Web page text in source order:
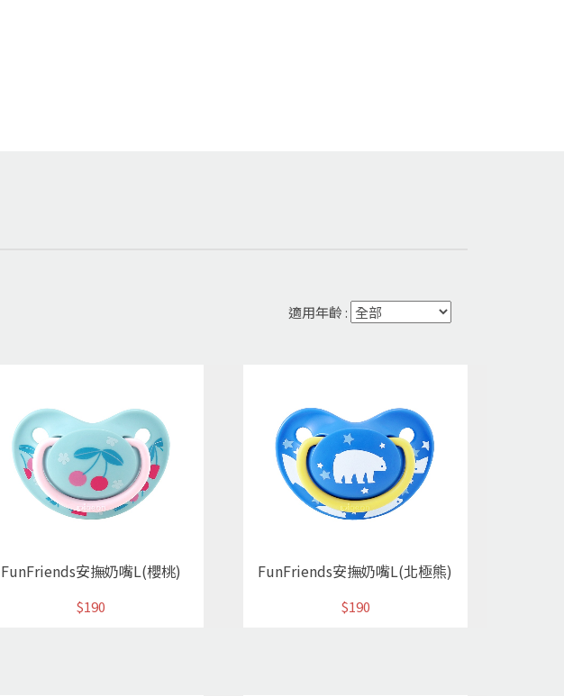
適用年齡 :
FunFriends安撫奶嘴L(櫻桃)
$190
FunFriends安撫奶嘴L(北極熊)
$190